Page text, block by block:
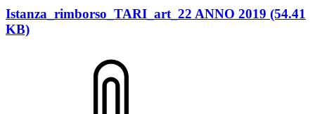
Istanza_rimborso_TARI_art_22 ANNO 2019 (54.41
KB)